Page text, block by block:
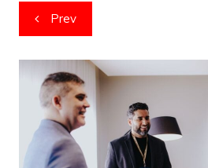
Navegação
de
artigos
Prev